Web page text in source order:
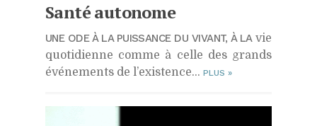
Santé autonome
UNE ODE À LA PUISSANCE DU VIVANT, À LAvie
quotidienne comme à celle des grands
événements de l’existence… PLUS »